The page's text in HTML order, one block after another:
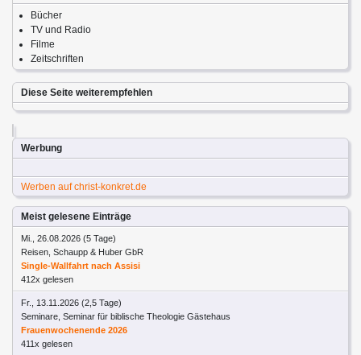
Bücher
TV und Radio
Filme
Zeitschriften
Diese Seite weiterempfehlen
Werbung
Werben auf christ-konkret.de
Meist gelesene Einträge
Mi., 26.08.2026 (5 Tage)
Reisen, Schaupp & Huber GbR
Single-Wallfahrt nach Assisi
412x gelesen
Fr., 13.11.2026 (2,5 Tage)
Seminare, Seminar für biblische Theologie Gästehaus
Frauenwochenende 2026
411x gelesen